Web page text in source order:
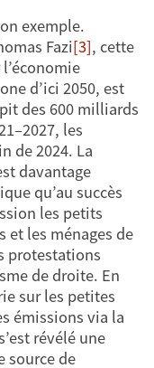
exemple.
Fazi[3], cette
d’ici 2050, est
des 600 milliards
les
de 2024. La
davantage
qu’au succès
les petits
et les ménages de
protestations
de droite. En
sur les petites
émissions via la
révélé une
source de